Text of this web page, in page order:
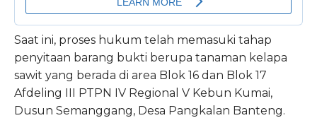
Saat ini, proses hukum telah memasuki tahap
penyitaan barang bukti berupa tanaman kelapa
sawit yang berada di area Blok 16 dan Blok 17
Afdeling III PTPN IV Regional V Kebun Kumai,
Dusun Semanggang, Desa Pangkalan Banteng.